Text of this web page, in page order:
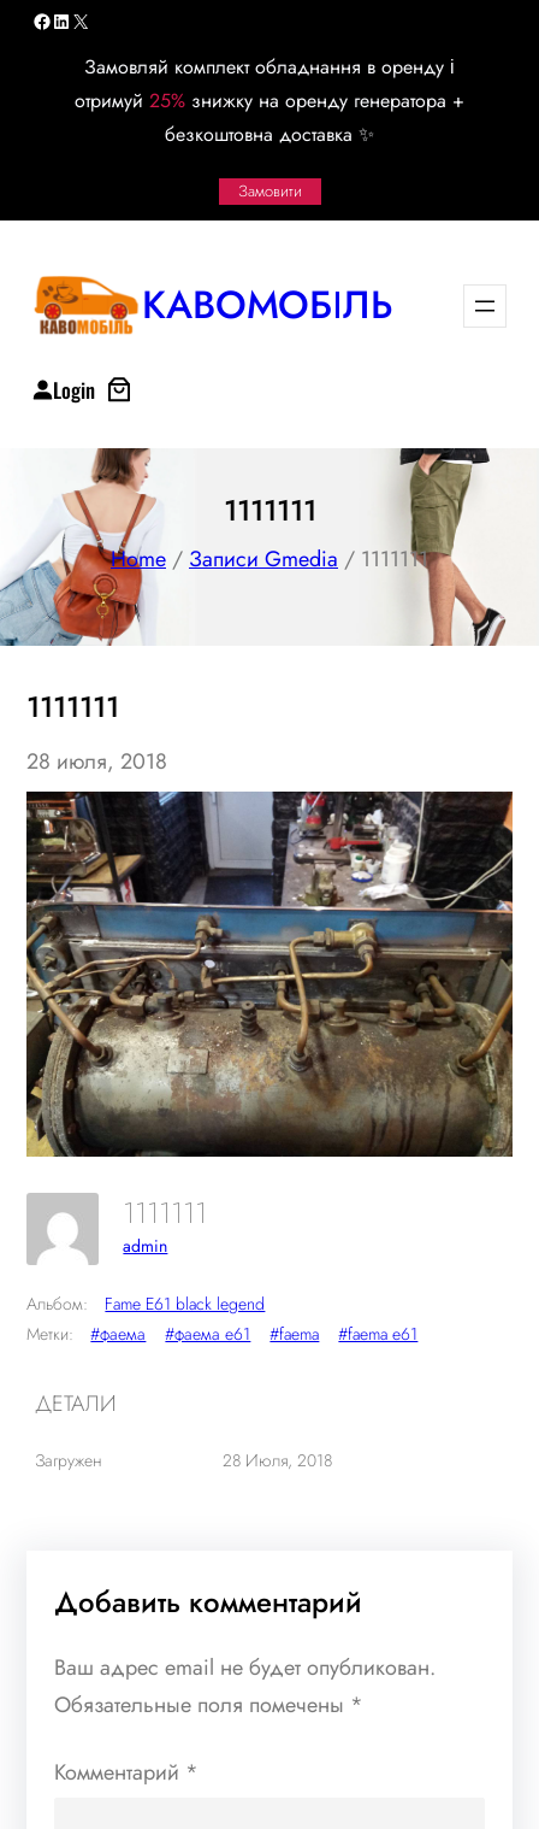
Перейти
содержимому
Facebook
LinkedIn
X
Замовляй комплект обладнання в оренду і
отримуй 25% знижку на оренду генератора +
безкоштовна доставка ✨
Замовити
КАВОМОБІЛЬ
Login
1111111
Home / Записи Gmedia / 1111111
1111111
28 июля, 2018
1111111
admin
Альбом:
Fame E61 black legend
Метки:
#фаема #фаема е61 #faema #faema e61
ДЕТАЛИ
Загружен 28 Июля, 2018
Добавить комментарий
Ваш адрес email не будет опубликован.
Обязательные поля помечены *
Комментарий *